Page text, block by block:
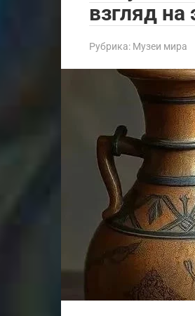
взгляд
Рубрика: Музеи мира